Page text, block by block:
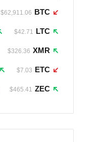
BTC
$62,911.06
LTC
$42.71
XMR
$326.36
ETC
$7.03
ZEC
$465.41